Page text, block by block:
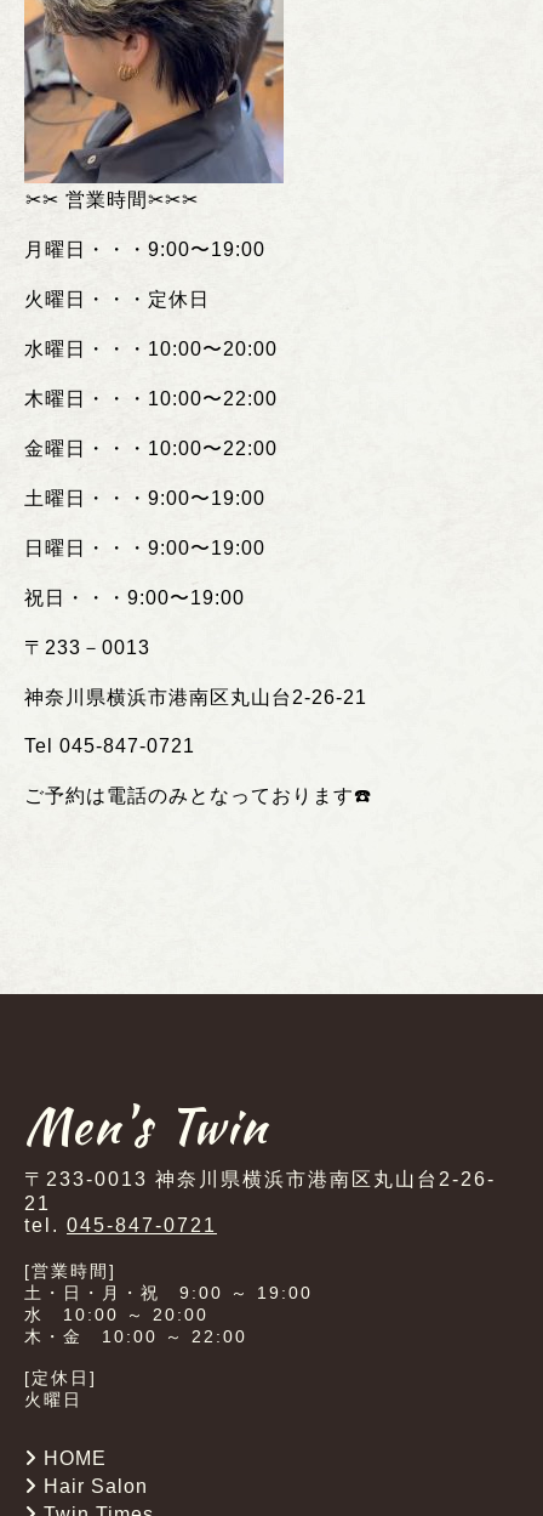
︎✂︎✂︎ 営業時間✂︎✂︎✂︎
月曜日・・・ 9:00〜19:00
火曜日・・・定休日
水曜日・・・ 10:00〜20:00
木曜日・・・ 10:00〜22:00
金曜日・・・ 10:00〜22:00
土曜日・・・ 9:00〜19:00
日曜日・・・ 9:00〜19:00
祝日・・・ 9:00〜19:00
〒 233 － 0013
神奈川県横浜市港南区丸山台 2-26-21
Tel 045-847-0721
ご予約は電話のみとなっております☎️
Men's Twin
〒233-0013 神奈川県横浜市港南区丸山台2-26-
21
tel. 045-847-0721
[営業時間]
土・日・月・祝 9:00 ～ 19:00
水 10:00 ～ 20:00
木・金 10:00 ～ 22:00
[定休日]
火曜日
HOME
Hair Salon